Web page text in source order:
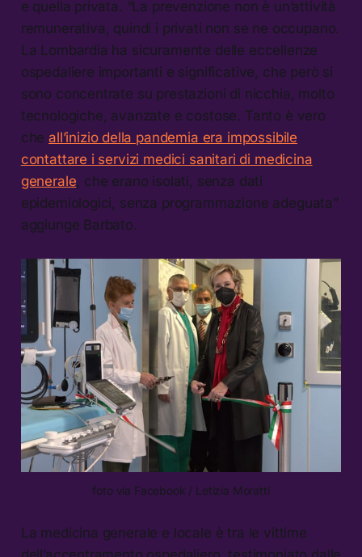
e quella privata. “La prevenzione non è un’attività
remunerativa, quindi i privati non se ne occupano.
La Lombardia ha sicuramente delle eccellenze
ospedaliere importanti e significative, che però si
sono concentrate su prestazioni di nicchia, molto
tecnologiche, avanzate e costose. Tanto è vero
cheall’inizio della pandemia era impossibile
contattare i servizi medici sanitari di medicina
generale , che erano isolati, senza dati
epidemiologici, senza programmazione adeguata”
aggiunge Barbato.
foto via Facebook / Letizia Moratti
La medicina generale e locale è tra le vittime